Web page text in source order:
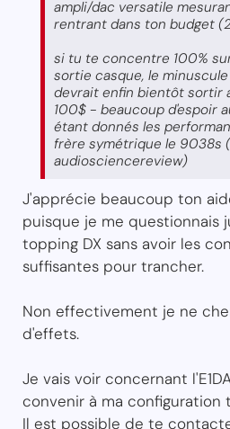
ampli/dac versatile
rentrant dans ton budget
si tu te concentre 100%
sortie casque, le minuscule
devrait enfin bientôt sortir
100$ - beaucoup d'espoir
étant donnés les
frère symétrique le 9038s
audiosciencereview)
J'apprécie beaucoup ton
puisque je me questionnais
topping DX sans avoir les
suffisantes pour trancher.
Non effectivement je ne
d'effets.
Je vais voir concernant
convenir à ma configuration
Il est possible de te